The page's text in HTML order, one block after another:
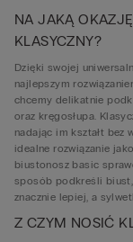
NA JAKĄ
KLASYCZNY?
Dzięki swojej
najlepszym
chcemy delikatnie
oraz kręgosłupa.
nadając im kształt bez
idealne rozwiązanie
biustonosz basic
sposób podkreśli biust,
znacznie lepiej, a
Z CZYM NOSIĆ